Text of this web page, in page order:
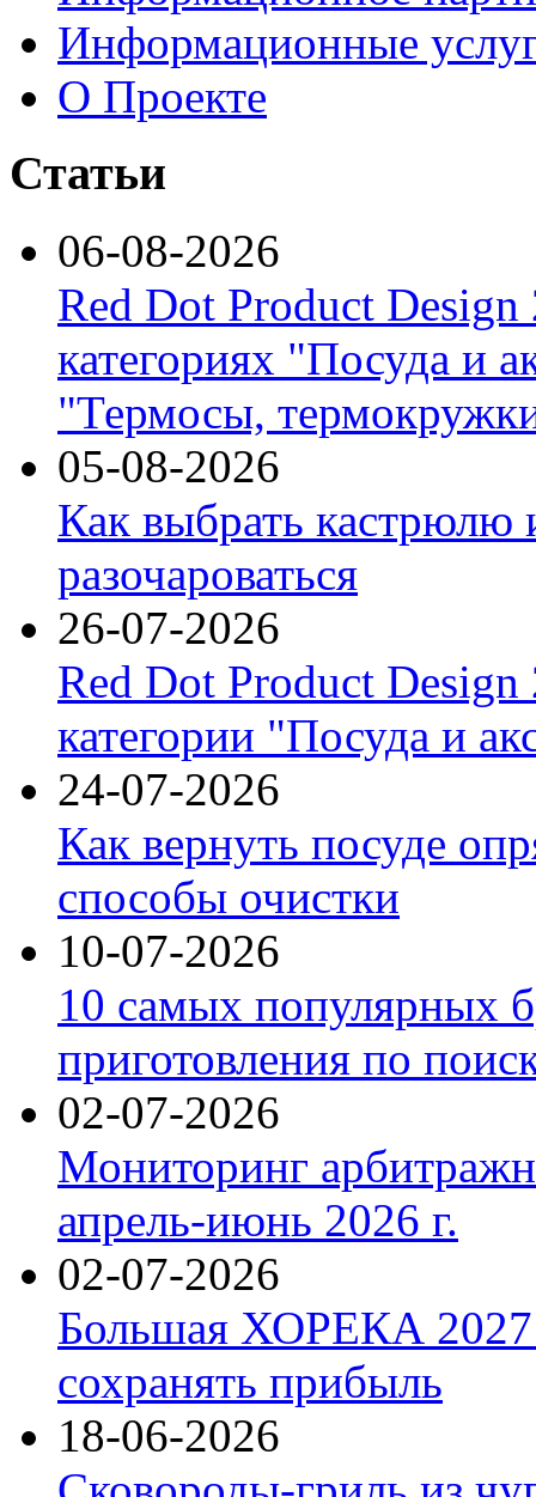
Информационные
О Проекте
Статьи
06-08-2026
Red Dot Product Design
категориях "Посуда и
"Термосы,
05-08-2026
Как выбрать кастрюлю
разочароваться
26-07-2026
Red Dot Product Design
категории "Посуда и
24-07-2026
Как вернуть посуде
способы очистки
10-07-2026
10 самых популярных
приготовления по
02-07-2026
Мониторинг
апрель-июнь 2026 г.
02-07-2026
Большая ХОРЕКА 2027:
сохранять прибыль
18-06-2026